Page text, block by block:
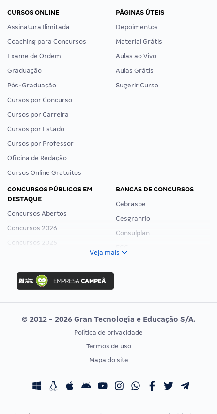
CURSOS ONLINE
Assinatura Ilimitada
Coaching para Concursos
Exame de Ordem
Graduação
Pós-Graduação
Cursos por Concurso
Cursos por Carreira
Cursos por Estado
Cursos por Professor
Oficina de Redação
Cursos Online Gratuitos
PÁGINAS ÚTEIS
Depoimentos
Material Grátis
Aulas ao Vivo
Aulas Grátis
Sugerir Curso
CONCURSOS PÚBLICOS EM
DESTAQUE
Concursos Abertos
Concursos 2026
Concursos 2025
Concurso Ibama
Concurso MPU
Editais publicados
BANCAS DE CONCURSOS
Cebraspe
Cesgranrio
Consulplan
Vunesp
CONCURSOS POR PROFISSÃO
Concursos Fiscais
EXAME DE ORDEM
Calendário OAB
Veja mais
© 2012 - 2026 Gran Tecnologia e Educação S/A.
Política de privacidade
Termos de uso
Mapa do site